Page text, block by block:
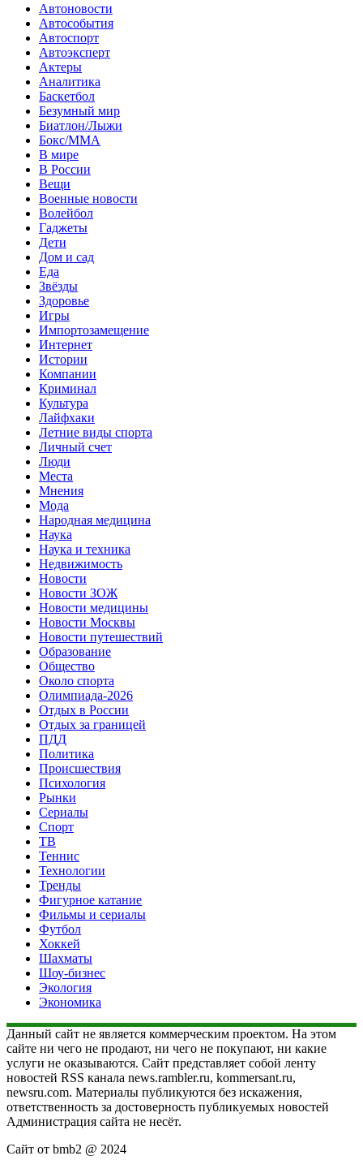
Автоновости
Автособытия
Автоспорт
Автоэксперт
Актеры
Аналитика
Баскетбол
Безумный мир
Биатлон/Лыжи
Бокс/MMA
В мире
В России
Вещи
Военные новости
Волейбол
Гаджеты
Дети
Дом и сад
Еда
Звёзды
Здоровье
Игры
Импортозамещение
Интернет
Истории
Компании
Криминал
Культура
Лайфхаки
Летние виды спорта
Личный счет
Люди
Места
Мнения
Мода
Народная медицина
Наука
Наука и техника
Недвижимость
Новости
Новости ЗОЖ
Новости медицины
Новости Москвы
Новости путешествий
Образование
Общество
Около спорта
Олимпиада-2026
Отдых в России
Отдых за границей
ПДД
Политика
Происшествия
Психология
Рынки
Сериалы
Спорт
ТВ
Теннис
Технологии
Тренды
Фигурное катание
Фильмы и сериалы
Футбол
Хоккей
Шахматы
Шоу-бизнес
Экология
Экономика
Данный сайт не является коммерческим проектом. На этом
сайте ни чего не продают, ни чего не покупают, ни какие
услуги не оказываются. Сайт представляет собой ленту
новостей RSS канала news.rambler.ru, kommersant.ru,
newsru.com. Материалы публикуются без искажения,
ответственность за достоверность публикуемых новостей
Администрация сайта не несёт.
Сайт от bmb2 @ 2024